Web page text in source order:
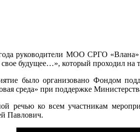
руководители МОО СРГО
свое будущее…», который проходил
было организовано Фондом
среда» при поддержке
речью ко всем участникам
Павлович.